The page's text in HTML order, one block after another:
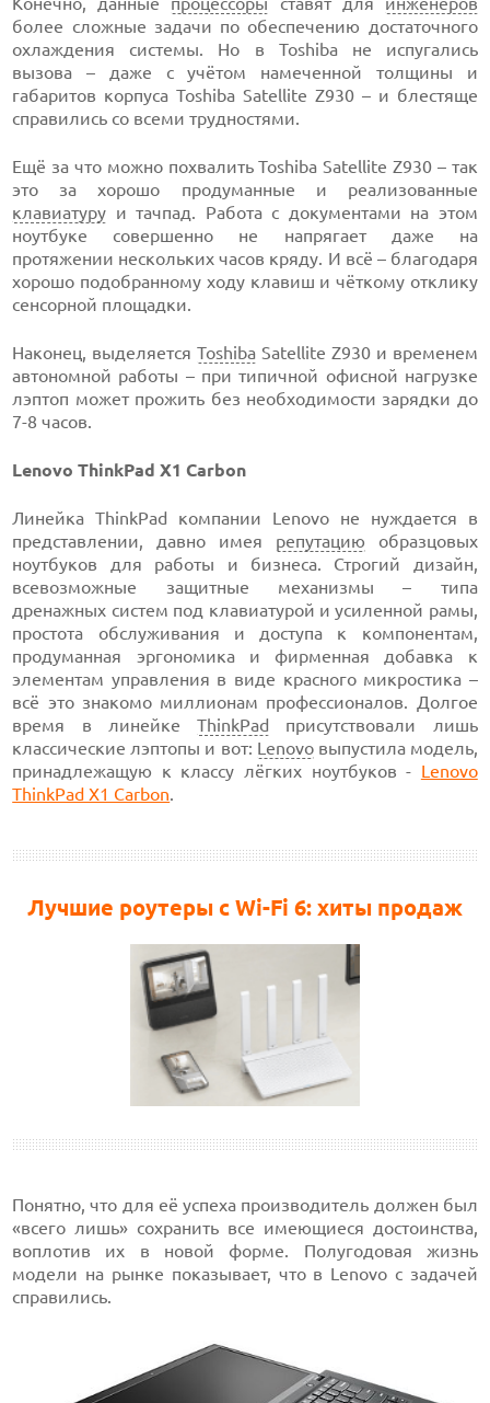
более сложные задачи по обеспечению достаточного
охлаждения системы. Но в Toshiba не испугались
вызова – даже с учётом намеченной толщины и
габаритов корпуса Toshiba Satellite Z930 – и блестяще
справились со всеми трудностями.
Ещё за что можно похвалить Toshiba Satellite Z930 – так
это за хорошо продуманные и реализованные
клавиатуру и тачпад. Работа с документами на этом
ноутбуке совершенно не напрягает даже на
протяжении нескольких часов кряду. И всё – благодаря
хорошо подобранному ходу клавиш и чёткому отклику
сенсорной площадки.
Наконец, выделяетсяToshiba Satellite Z930 и временем
автономной работы – при типичной офисной нагрузке
лэптоп может прожить без необходимости зарядки до
7-8 часов.
Lenovo ThinkPad X1 Carbon
Линейка ThinkPad компании Lenovo не нуждается в
представлении, давно имея репутацию образцовых
ноутбуков для работы и бизнеса. Строгий дизайн,
всевозможные защитные механизмы – типа
дренажных систем под клавиатурой и усиленной рамы,
простота обслуживания и доступа к компонентам,
продуманная эргономика и фирменная добавка к
элементам управления в виде красного микростика –
всё это знакомо миллионам профессионалов. Долгое
время в линейкеThinkPad присутствовали лишь
классические лэптопы и вот: Lenovoвыпустила модель,
принадлежащую к классу лёгких ноутбуков - Lenovo
ThinkPad X1 Carbon.
Лучшие роутеры с Wi-Fi 6: хиты продаж
Понятно, что для её успеха производитель должен был
«всего лишь» сохранить все имеющиеся достоинства,
воплотив их в новой форме. Полугодовая жизнь
модели на рынке показывает, что в Lenovo с задачей
справились.